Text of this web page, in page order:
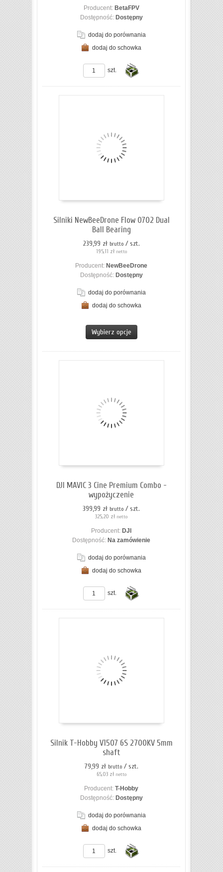
Producent: BetaFPV
Dostępność: Dostępny
dodaj do porównania
dodaj do schowka
szt.
Silniki NewBeeDrone Flow 0702 Dual
Ball Bearing
239,99 zł brutto / szt.
195,11 zł netto
Producent: NewBeeDrone
Dostępność: Dostępny
dodaj do porównania
dodaj do schowka
Wybierz opcje
DJI MAVIC 3 Cine Premium Combo -
wypożyczenie
399,99 zł brutto / szt.
325,20 zł netto
Producent: DJI
Dostępność: Na zamówienie
dodaj do porównania
dodaj do schowka
szt.
Silnik T-Hobby V1507 6S 2700KV 5mm
shaft
79,99 zł brutto / szt.
65,03 zł netto
Producent: T-Hobby
Dostępność: Dostępny
dodaj do porównania
dodaj do schowka
szt.